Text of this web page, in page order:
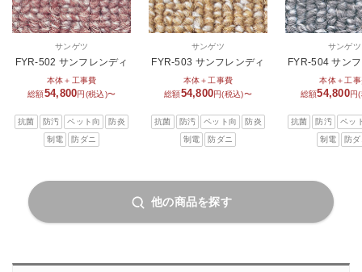
サンゲツ
FYR-502 サンフレンディ
本体＋工事費
総額54,800円(税込)〜
抗菌 防汚 ペット向
防炎
制電
防ダニ
サンゲツ
FYR-503 サンフレンディ
本体＋工事費
総額54,800円(税込)〜
抗菌 防汚 ペット向
防炎
制電
防ダニ
サンゲツ
FYR-504 サン
本体＋工
総額54,800円
抗菌 防汚
ペッ
制電
防
他の商品を探す